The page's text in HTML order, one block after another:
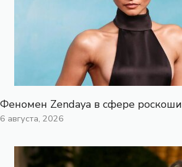
Феномен Zendaya в сфере роскоши
6 августа, 2026